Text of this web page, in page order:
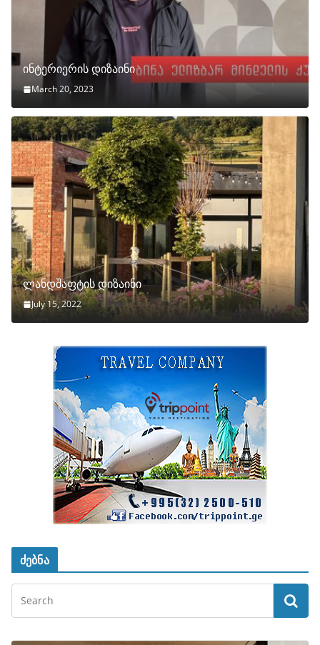
ინტერიერის დიზაინი
March 20, 2023
ლანდშაფტის დიზაინი
July 15, 2022
ძებნა